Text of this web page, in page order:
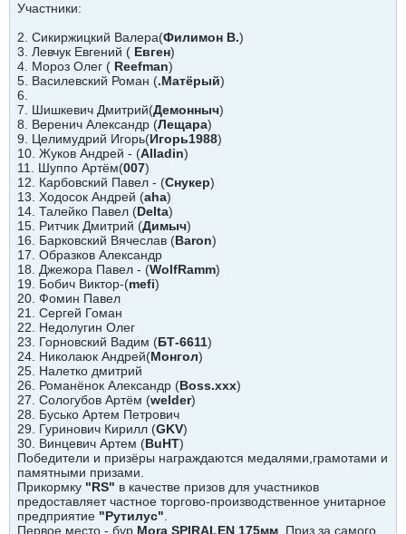
Участники:
2. Сикиржицкий Валера(Филимон В.)
3. Левчук Евгений ( Евген)
4. Мороз Олег ( Reefman)
5. Василевский Роман (.Матёрый)
6.
7. Шишкевич Дмитрий(Демонныч)
8. Веренич Александр (Лещара)
9. Целимудрий Игорь(Игорь1988)
10. Жуков Андрей - (Alladin)
11. Шуппо Артём(007)
12. Карбовский Павел - (Снукер)
13. Ходосок Андрей (aha)
14. Талейко Павел (Delta)
15. Ритчик Дмитрий (Димыч)
16. Барковский Вячеслав (Baron)
17. Образков Александр
18. Джежора Павел - (WolfRamm)
19. Бобич Виктор-(mefi)
20. Фомин Павел
21. Сергей Гоман
22. Недолугин Олег
23. Горновский Вадим (БТ-6611)
24. Николаюк Андрей(Монгол)
25. Налетко дмитрий
26. Романёнок Александр (Boss.xxx)
27. Сологубов Артём (welder)
28. Бусько Артем Петрович
29. Гуринович Кирилл (GKV)
30. Винцевич Артем (BuHT)
Победители и призёры награждаются медалями,грамотами и
памятными призами.
Прикормку "RS" в качестве призов для участников
предоставляет частное торгово-производственное унитарное
предприятие "Рутилус"
Первое место - бур Mora SPIRALEN 175мм . Приз за самого